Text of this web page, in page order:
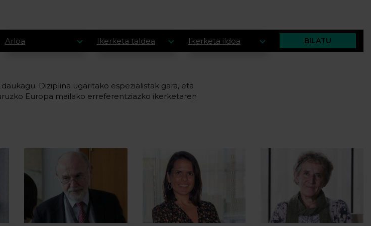
Arloa Ikerketa taldea Ikerketa ildoa BILATU
Diziplina ugaritako espezialistak gara, eta
Europa mailako erreferentziazko ikerketaren